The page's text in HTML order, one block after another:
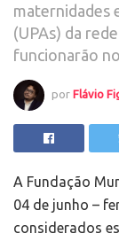
maternidades
(UPAs) da
funcionarão
por Flávio
A Fundação
04 de junho –
considerados